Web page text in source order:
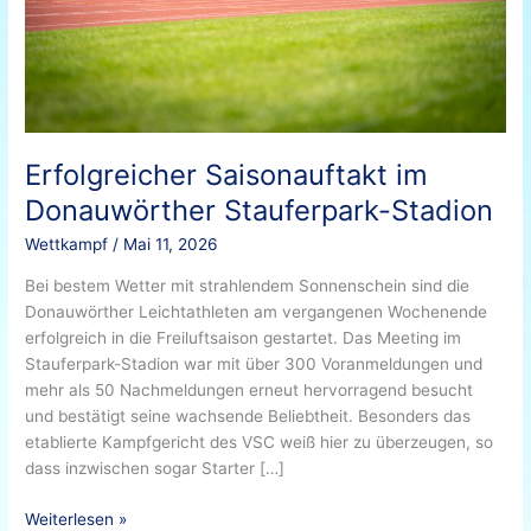
Erfolgreicher Saisonauftakt im
Donauwörther Stauferpark-Stadion
Wettkampf / Mai 11, 2026
Bei bestem Wetter mit strahlendem Sonnenschein sind die
Donauwörther Leichtathleten am vergangenen Wochenende
erfolgreich in die Freiluftsaison gestartet. Das Meeting im
Stauferpark-Stadion war mit über 300 Voranmeldungen und
mehr als 50 Nachmeldungen erneut hervorragend besucht
und bestätigt seine wachsende Beliebtheit. Besonders das
etablierte Kampfgericht des VSC weiß hier zu überzeugen, so
dass inzwischen sogar Starter […]
Weiterlesen »